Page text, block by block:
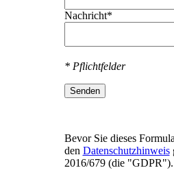
Nachricht*
* Pflichtfelder
Senden
Bevor Sie dieses
den Datenschutzhinweis
2016/679 (die "GDPR").